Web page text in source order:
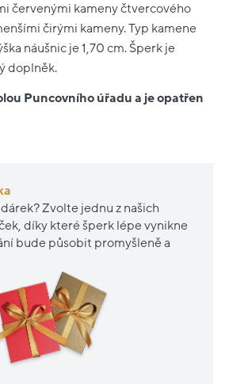
červenými kameny čtvercového
čirými kameny. Typ kamene
náušnic je 1,70 cm. Šperk je
doplněk.
Puncovního úřadu a je opatřen
Zvolte jednu z našich
díky které šperk lépe vynikne
bude působit promyšleně a